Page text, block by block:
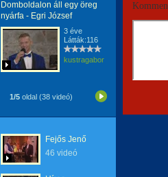
Domboldalon áll egy öreg
nyárfa - Egri József
3 éve
Látták:116
kustragabor
1/5 oldal (38 videó)
Fejős Jenő
46 videó